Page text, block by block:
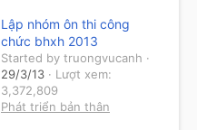
Lập nhóm ôn thi công
chức bhxh 2013
Started by truongvucanh
29/3/13
Lượt xem:
3,372,809
Phát triển bản thân